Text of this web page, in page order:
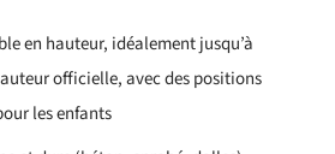
en hauteur, idéalement jusqu’à
officielle, avec des positions
les enfants